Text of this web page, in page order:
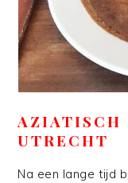
AZIATISCH
UTRECHT
Na een lange tijd